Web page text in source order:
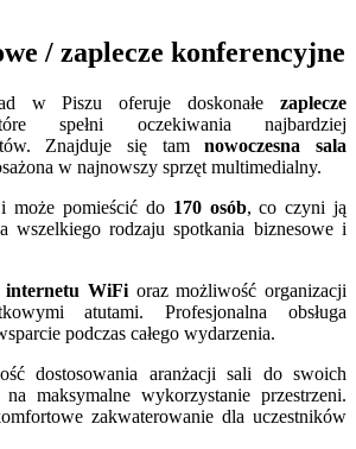
/ zaplecze konferencyjne
w Piszu oferuje doskonałe zaplecze
spełni oczekiwania najbardziej
Znajduje się tamnowoczesna sala
w najnowszy sprzęt multimedialny.
może pomieścić do 170 osób, co czyni ją
wszelkiego rodzaju spotkania biznesowe i
internetu WiFioraz możliwość organizacji
atutami. Profesjonalna obsługa
podczas całego wydarzenia.
dostosowania aranżacji sali do swoich
maksymalne wykorzystanie przestrzeni.
zakwaterowanie dla uczestników